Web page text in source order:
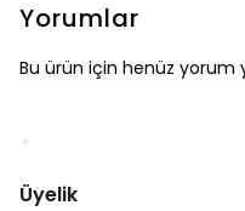
Yorumlar
Bu ürün için henüz yorum
Üyelik